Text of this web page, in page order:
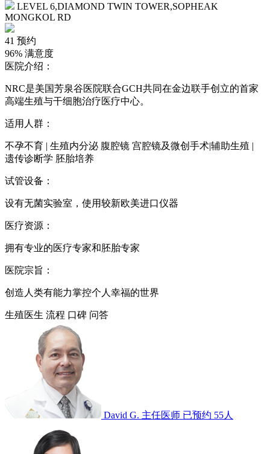
LEVEL 6,DIAMOND TWIN TOWER,SOPHEAK
MONGKOL RD
41 预约
96% 满意度
医院介绍：
NRC是美国芳泉谷医院联合GCH共同在金边联手创立的首家
高端生殖与干细胞治疗医疗中心。
适用人群：
不孕不育 | 生殖内分泌 腹腔镜 宫腔镜及微创手术|辅助生殖 |
遗传诊断学 胚胎培养
试管设备：
设有无菌实验室，使用较新欧美进口仪器
医疗资源：
拥有专业的医疗专家和胚胎专家
医院宗旨：
创造人类有能力掌控个人幸福的世界
生殖医生 流程 口碑 问答
David G. 主任医师 已预约 55人